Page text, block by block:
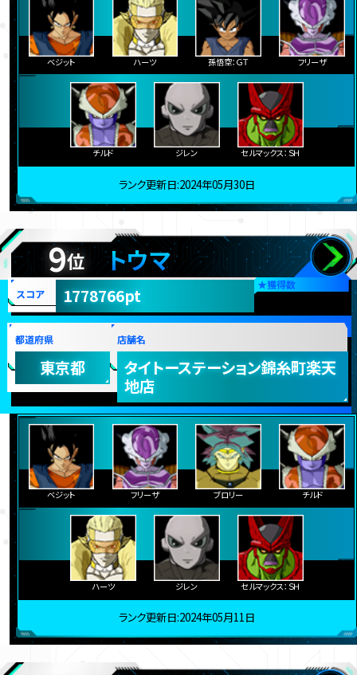
ベジット ハーツ 孫悟空：ＧＴ フリーザ
チルド ジレン セルマックス：ＳＨ
ランク更新日:2024年05月30日
9位 トウマ
★獲得数
スコア 1778766pt
都道府県
東京都
店舗名
タイトーステーション錦糸町楽天
地店
ベジット フリーザ ブロリー チルド
ハーツ ジレン セルマックス：ＳＨ
ランク更新日:2024年05月11日